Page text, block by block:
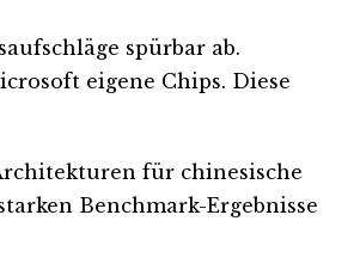
spürbar ab.
eigene Chips. Diese
für chinesische
Benchmark-Ergebnisse